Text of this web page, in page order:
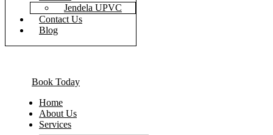
Jendela UPVC
Contact Us
Blog
Book Today
Home
About Us
Services